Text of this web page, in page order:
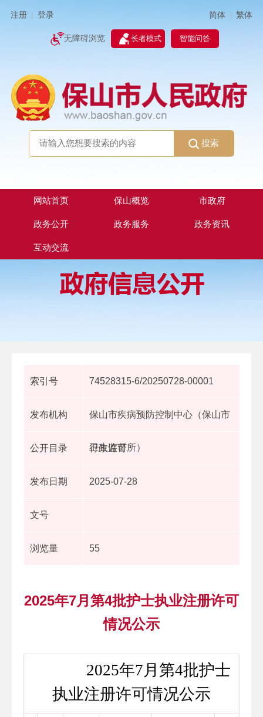
注册 登录 简体 | 繁体
无障碍浏览 长者模式 智能问答
搜索
网站首页 保山概览 市政府
政务公开 政务服务 政务资讯
互动交流
索引号 74528315-6/20250728-00001
发布机构 保山市疾病预防控制中心（保山市
卫生监督所）
公开目录 行政许可
发布日期 2025-07-28
文号
浏览量 55
2025年7月第4批护士执业注册许可
情况公示
执业注册许可情况公示